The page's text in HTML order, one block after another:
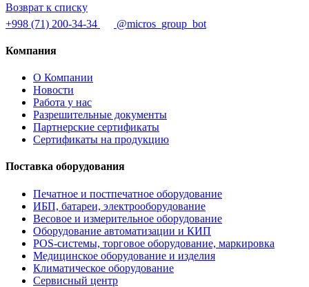
Возврат к списку
+998 (71) 200-34-34
@micros_group_bot
Компания
О Компании
Новости
Работа у нас
Разрешительные документы
Партнерские сертификаты
Сертификаты на продукцию
Поставка оборудования
Печатное и постпечатное оборудование
ИБП, батареи, электрооборудование
Весовое и измерительное оборудование
Оборудование автоматизации и КИП
POS-системы, торговое оборудование, маркировка
Медицинское оборудование и изделия
Климатическое оборудование
Сервисный центр